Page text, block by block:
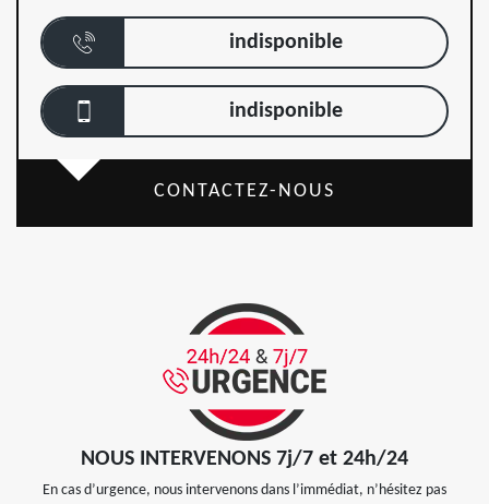
indisponible
indisponible
CONTACTEZ-NOUS
NOUS INTERVENONS 7j/7 et 24h/24
En cas d’urgence, nous intervenons dans l’immédiat, n’hésitez pas